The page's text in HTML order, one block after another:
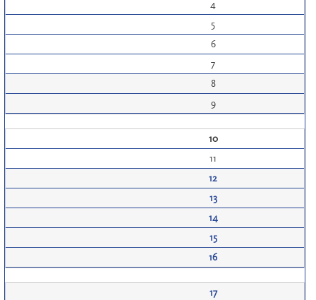
4
5
6
7
8
9
10
11
12
13
14
15
16
17